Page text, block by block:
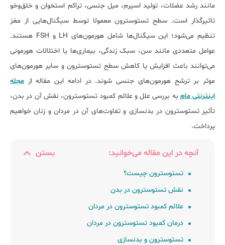
مانند رشد عضلات، تولید اسپرم، میل جنسی، تراکم استخوان و خلق‌وخو
تاثیرگذار است. سطح تستوسترون معمولا توسط سیگنال‌هایی از مغز
تنظیم می‌شود؛ این سیگنال‌ها شامل هورمون‌های LH و FSH هستند.
عوامل متعددی مانند سن، سبک زندگی، بیماری‌ها یا اختلالات هورمونی
می‌توانند باعث افزایش یا کاهش سطح تستوسترون و سایر هورمون‌های
موثر بر ترشح هورمون‌های جنسی شوند. در ادامه این مقاله از مجله
اینترنتی مام به بررسی علل و علائم کمبود تستوسترون، نقش آن در بدن،
تأثیر تستوسترون در بدنسازی و تفاوت‌های آن در مردان و زنان خواهیم
پرداخت.
آنچه در این مقاله می‌خوانید: بستن
تستوسترون چیست؟
نقش تستوسترون در بدن
علائم کمبود تستوسترون در مردان
درمان کمبود تستوسترون در مردان
تستوسترون و بدنسازی